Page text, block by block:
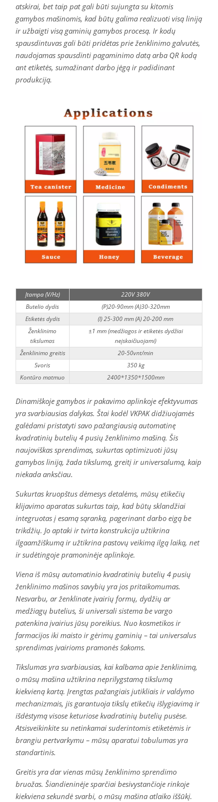
atskirai, bet taip pat gali būti sujungta su kitomis
gamybos mašinomis, kad būtų galima realizuoti visą liniją
ir užbaigti visą gaminių gamybos procesą. Ir kodų
spausdintuvas gali būti pridėtas prie ženklinimo galvutės,
naudojamas spausdinti pagaminimo datą arba QR kodą
ant etiketės, sumažinant darbo jėgą ir padidinant
produkciją.
Įtampa (V/Hz)
220V 380V
Butelio dydis
(P)20-90mm (A)30-320mm
Etiketės dydis
(I) 25-300 mm (A) 20-200 mm
Ženklinimo
tikslumas
±1 mm (medžiagos ir etiketės dydžiai
neįskaičiuojami)
Ženklinimo greitis
20-50vnt/min
Svoris
350 kg
Kontūro matmuo
2400*1350*1500mm
Dinamiškoje gamybos ir pakavimo aplinkoje efektyvumas
yra svarbiausias dalykas. Štai kodėl VKPAK didžiuojamės
galėdami pristatyti savo pažangiausią automatinę
kvadratinių butelių 4 pusių ženklinimo mašiną. Šis
naujoviškas sprendimas, sukurtas optimizuoti jūsų
gamybos liniją, žada tikslumą, greitį ir universalumą, kaip
niekada anksčiau.
Sukurtas kruopštus dėmesys detalėms, mūsų etikečių
klijavimo aparatas sukurtas taip, kad būtų sklandžiai
integruotas į esamą sąranką, pagerinant darbo eigą be
trikdžių. Jo aptaki ir tvirta konstrukcija užtikrina
ilgaamžiškumą ir užtikrina pastovų veikimą ilgą laiką, net
ir sudėtingoje pramoninėje aplinkoje.
Viena iš mūsų automatinio kvadratinių butelių 4 pusių
ženklinimo mašinos savybių yra jos pritaikomumas.
Nesvarbu, ar ženklinate įvairių formų, dydžių ar
medžiagų butelius, ši universali sistema be vargo
patenkina įvairius jūsų poreikius. Nuo kosmetikos ir
farmacijos iki maisto ir gėrimų gaminių – tai universalus
sprendimas įvairioms pramonės šakoms.
Tikslumas yra svarbiausias, kai kalbama apie ženklinimą,
o mūsų mašina užtikrina neprilygstamą tikslumą
kiekvieną kartą. Įrengtas pažangiais jutikliais ir valdymo
mechanizmais, jis garantuoja tikslų etikečių išlygiavimą ir
išdėstymą visose keturiose kvadratinių butelių pusėse.
Atsisveikinkite su netinkamai suderintomis etiketėmis ir
brangiu pertvarkymu – mūsų aparatui tobulumas yra
standartinis.
Greitis yra dar vienas mūsų ženklinimo sprendimo
bruožas. Šiandieninėje sparčiai besivystančioje rinkoje
kiekviena sekundė svarbi, o mūsų mašina atlaiko iššūkį.